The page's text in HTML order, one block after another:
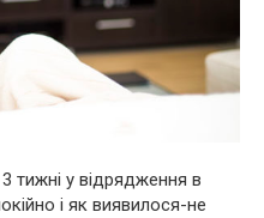
тижні у відрядження в
і як виявилося-не